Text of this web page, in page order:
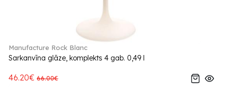
Manufacture Rock Blanc
Sarkanvīna glāze, komplekts 4 gab. 0,49 l
46.20€ 66.00€